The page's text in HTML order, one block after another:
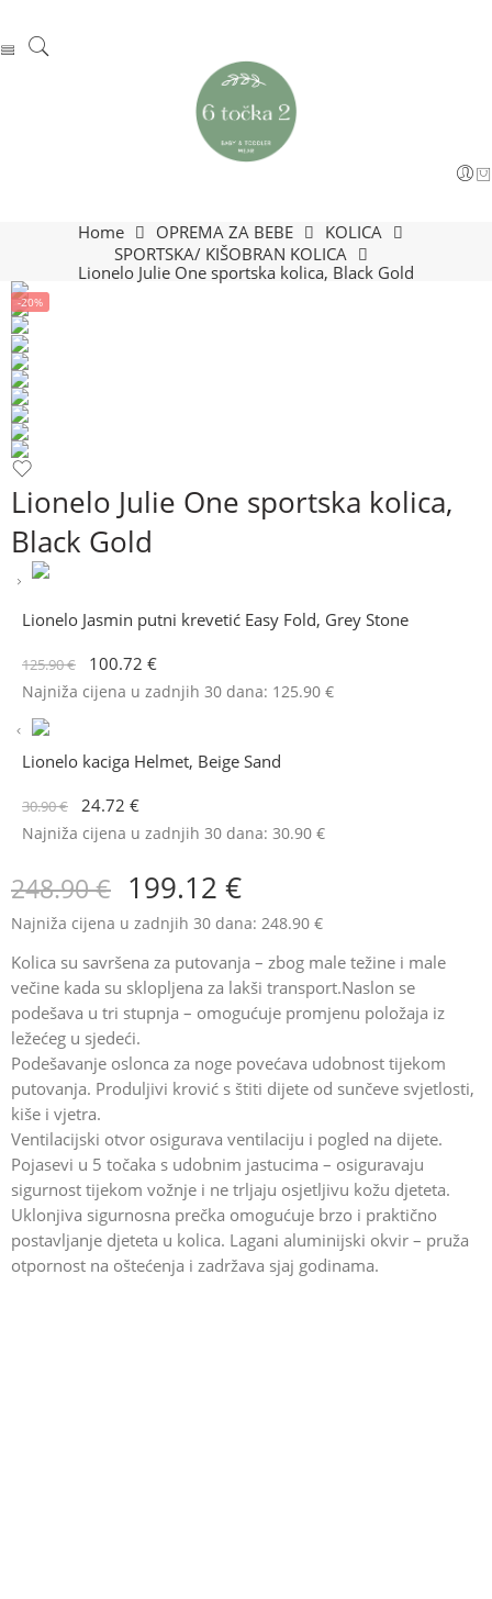
Home OPREMA ZA BEBE
KOLICA
SPORTSKA/ KIŠOBRAN KOLICA
Lionelo Julie One sportska kolica, Black Gold
-20%
Lionelo Julie One sportska kolica,
Black Gold
Lionelo Jasmin putni krevetić Easy Fold, Grey Stone
125.90€ 100.72 €
Najniža cijena u zadnjih 30 dana: 125.90 €
Lionelo kaciga Helmet, Beige Sand
30.90€ 24.72 €
Najniža cijena u zadnjih 30 dana: 30.90 €
248.90€ 199.12 €
Najniža cijena u zadnjih 30 dana: 248.90 €
Kolica su savršena za putovanja – zbog male težine i male
večine kada su sklopljena za lakši transport.Naslon se
podešava u tri stupnja – omogućuje promjenu položaja iz
ležećeg u sjedeći.
Podešavanje oslonca za noge povećava udobnost tijekom
putovanja. Produljivi krović s štiti dijete od sunčeve svjetlosti,
kiše i vjetra.
Ventilacijski otvor osigurava ventilaciju i pogled na dijete.
Pojasevi u 5 točaka s udobnim jastucima – osiguravaju
sigurnost tijekom vožnje i ne trljaju osjetljivu kožu djeteta.
Uklonjiva sigurnosna prečka omogućuje brzo i praktično
postavljanje djeteta u kolica. Lagani aluminijski okvir – pruža
otpornost na oštećenja i zadržava sjaj godinama.